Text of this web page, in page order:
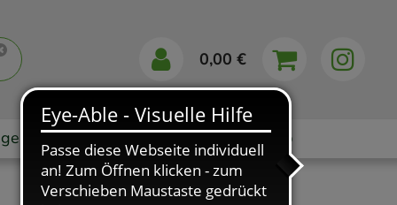
0,00 €
Markenshops Ratgeber App